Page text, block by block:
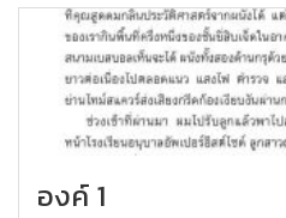
องค์ 1